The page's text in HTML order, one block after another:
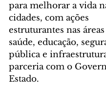
para melhorar a vida
cidades, com ações
estruturantes nas
saúde, educação,
pública e
parceria com o
Estado.